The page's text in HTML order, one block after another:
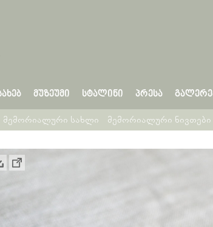
ᲛᲣᲖᲔᲣᲛᲘ ᲡᲢᲐᲚᲘᲜᲘ ᲞᲠᲔᲡᲐ
მემორიალური სახლი მემორიალური ნივთები